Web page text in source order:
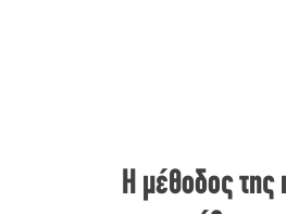
Η μέθοδος της